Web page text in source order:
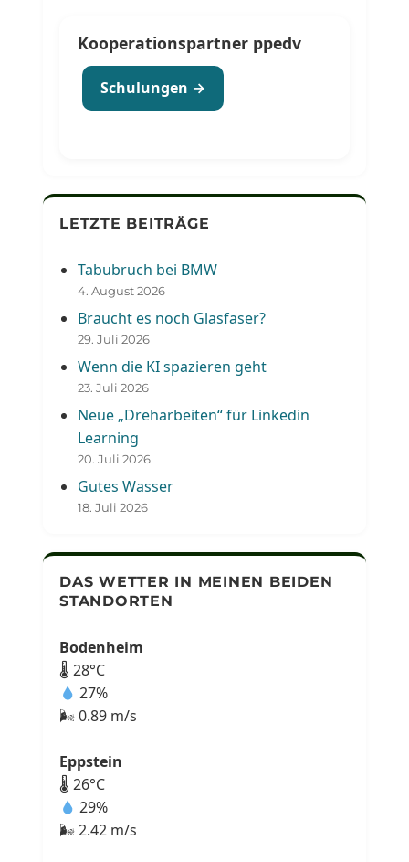
Kooperationspartner ppedv
Schulungen →
LETZTE BEITRÄGE
Tabubruch bei BMW
4. August 2026
Braucht es noch Glasfaser?
29. Juli 2026
Wenn die KI spazieren geht
23. Juli 2026
Neue „Dreharbeiten“ für Linkedin
Learning
20. Juli 2026
Gutes Wasser
18. Juli 2026
DAS WETTER IN MEINEN BEIDEN
STANDORTEN
Bodenheim
🌡 28°C
27%
🌬 0.89 m/s
Eppstein
🌡 26°C
29%
🌬 2.42 m/s